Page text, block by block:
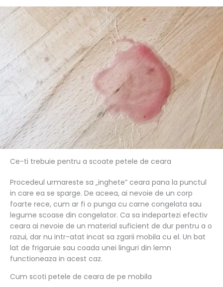
Ce-ti trebuie pentru a scoate petele de ceara
Procedeul urmareste sa „inghete” ceara pana la punctul
in care ea se sparge. De aceea, ai nevoie de un corp
foarte rece, cum ar fi o punga cu carne congelata sau
legume scoase din congelator. Ca sa indepartezi efectiv
ceara ai nevoie de un material suficient de dur pentru a o
razui, dar nu intr-atat incat sa zgarii mobila cu el. Un bat
lat de frigaruie sau coada unei linguri din lemn
functioneaza in acest caz.
Cum scoti petele de ceara de pe mobila